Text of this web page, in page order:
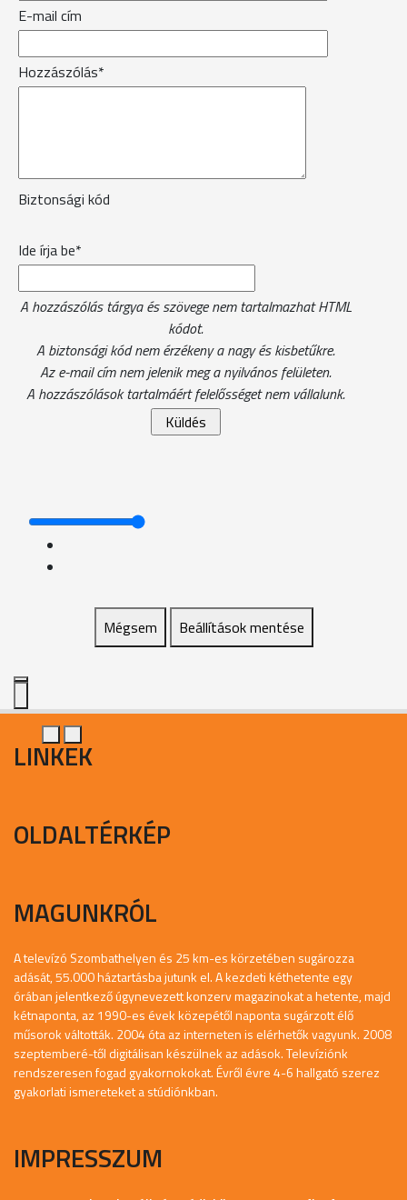
E-mail cím
Hozzászólás*
Biztonsági kód
Ide írja be*
A hozzászólás tárgya és szövege nem tartalmazhat HTML
kódot.
A biztonsági kód nem érzékeny a nagy és kisbetűkre.
Az e-mail cím nem jelenik meg a nyilvános felületen.
A hozzászólások tartalmáért felelősséget nem vállalunk.
Mégsem Beállítások mentése
LINKEK
OLDALTÉRKÉP
MAGUNKRÓL
A televízó Szombathelyen és 25 km-es körzetében sugározza
adását, 55.000 háztartásba jutunk el. A kezdeti kéthetente egy
órában jelentkező úgynevezett konzerv magazinokat a hetente, majd
kétnaponta, az 1990-es évek közepétől naponta sugárzott élő
műsorok váltották. 2004 óta az interneten is elérhetők vagyunk. 2008
szeptemberé-től digitálisan készülnek az adások. Televíziónk
rendszeresen fogad gyakornokokat. Évről évre 4-6 hallgató szerez
gyakorlati ismereteket a stúdiónkban.
IMPRESSZUM